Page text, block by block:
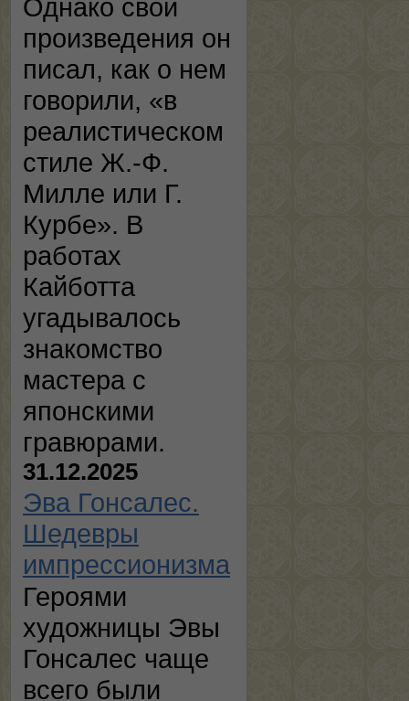
Однако свои
произведения он
писал, как о нем
говорили, «в
реалистическом
стиле Ж.-Ф.
Милле или Г.
Курбе». В
работах
Кайботта
угадывалось
знакомство
мастера с
японскими
гравюрами.
31.12.2025
Эва Гонсалес.
Шедевры
импрессионизма
Героями
художницы Эвы
Гонсалес чаще
всего были